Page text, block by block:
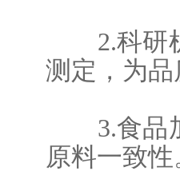
2.科研机
测定，为
3.食品加
原料一致性